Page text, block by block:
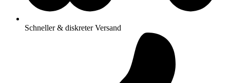
Schneller & diskreter Versand